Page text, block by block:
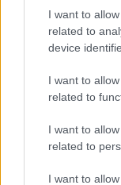
I want to
related to
device
I want to
related to
I want to
related to
I want to
Auto